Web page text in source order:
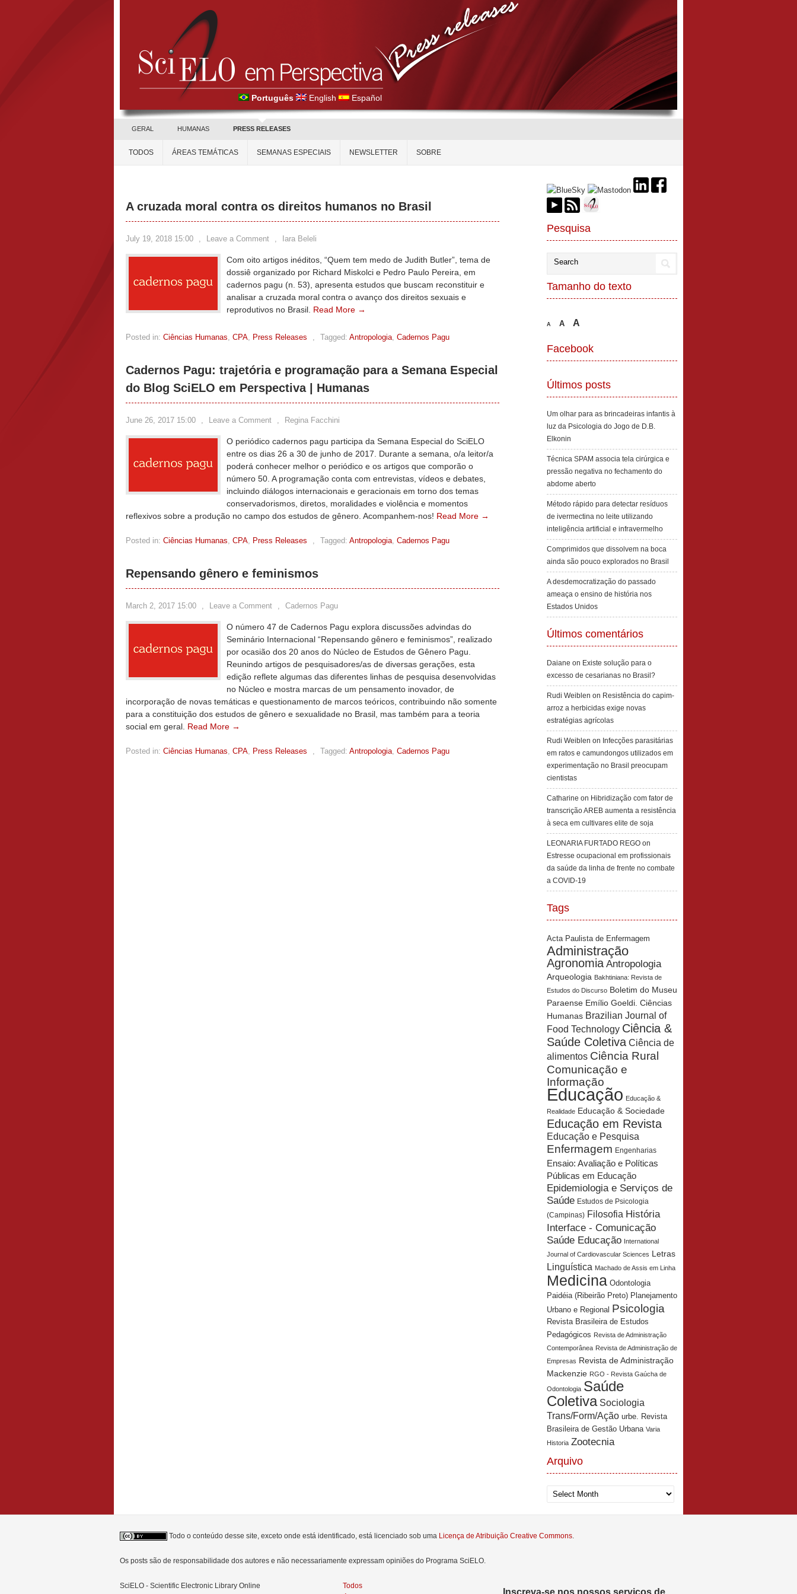
Português English Español
GERAL HUMANAS PRESS RELEASES
TODOS ÁREAS TEMÁTICAS SEMANAS ESPECIAIS NEWSLETTER SOBRE
A cruzada moral contra os direitos humanos no Brasil
July 19, 2018 15:00 , Leave a Comment , Iara Beleli
Com oito artigos inéditos, “Quem tem medo de Judith Butler”, tema de
dossiê organizado por Richard Miskolci e Pedro Paulo Pereira, em
cadernos pagu (n. 53), apresenta estudos que buscam reconstituir e
analisar a cruzada moral contra o avanço dos direitos sexuais e
reprodutivos no Brasil. Read More →
Posted in: Ciências Humanas, CPA, Press Releases , Tagged: Antropologia, Cadernos Pagu
Cadernos Pagu: trajetória e programação para a Semana Especial
do Blog SciELO em Perspectiva | Humanas
June 26, 2017 15:00 , Leave a Comment , Regina Facchini
O periódico cadernos pagu participa da Semana Especial do SciELO
entre os dias 26 a 30 de junho de 2017. Durante a semana, o/a leitor/a
poderá conhecer melhor o periódico e os artigos que comporão o
número 50. A programação conta com entrevistas, vídeos e debates,
incluindo diálogos internacionais e geracionais em torno dos temas
conservadorismos, diretos, moralidades e violência e momentos
reflexivos sobre a produção no campo dos estudos de gênero. Acompanhem-nos! Read More →
Posted in: Ciências Humanas, CPA, Press Releases , Tagged: Antropologia, Cadernos Pagu
Repensando gênero e feminismos
March 2, 2017 15:00 , Leave a Comment , Cadernos Pagu
O número 47 de Cadernos Pagu explora discussões advindas do
Seminário Internacional “Repensando gênero e feminismos”, realizado
por ocasião dos 20 anos do Núcleo de Estudos de Gênero Pagu.
Reunindo artigos de pesquisadores/as de diversas gerações, esta
edição reflete algumas das diferentes linhas de pesquisa desenvolvidas
no Núcleo e mostra marcas de um pensamento inovador, de
incorporação de novas temáticas e questionamento de marcos teóricos, contribuindo não somente
para a constituição dos estudos de gênero e sexualidade no Brasil, mas também para a teoria
social em geral. Read More →
Posted in: Ciências Humanas, CPA, Press Releases , Tagged: Antropologia, Cadernos Pagu
Pesquisa
Tamanho do texto
A A A
Facebook
Últimos posts
Um olhar para as brincadeiras infantis à
luz da Psicologia do Jogo de D.B.
Elkonin
Técnica SPAM associa tela cirúrgica e
pressão negativa no fechamento do
abdome aberto
Método rápido para detectar resíduos
de ivermectina no leite utilizando
inteligência artificial e infravermelho
Comprimidos que dissolvem na boca
ainda são pouco explorados no Brasil
A desdemocratização do passado
ameaça o ensino de história nos
Estados Unidos
Últimos comentários
Daiane on Existe solução para o
excesso de cesarianas no Brasil?
Rudi Weiblen on Resistência do capim-
arroz a herbicidas exige novas
estratégias agrícolas
Rudi Weiblen on Infecções parasitárias
em ratos e camundongos utilizados em
experimentação no Brasil preocupam
cientistas
Catharine on Hibridização com fator de
transcrição AREB aumenta a resistência
à seca em cultivares elite de soja
LEONARIA FURTADO REGO on
Estresse ocupacional em profissionais
da saúde da linha de frente no combate
a COVID-19
Tags
Acta Paulista de Enfermagem
Administração
Agronomia Antropologia
Arqueologia Bakhtiniana: Revista de
Estudos do Discurso Boletim do Museu
Paraense Emílio Goeldi. Ciências
Humanas Brazilian Journal of
Food Technology Ciência &
Saúde Coletiva Ciência de
alimentos Ciência Rural
Comunicação e
Informação
Educação Educação &
Realidade Educação & Sociedade
Educação em Revista
Educação e Pesquisa
Enfermagem Engenharias
Ensaio: Avaliação e Políticas
Públicas em Educação
Epidemiologia e Serviços de
Saúde Estudos de Psicologia
(Campinas) Filosofia História
Interface - Comunicação
Saúde Educação International
Journal of Cardiovascular Sciences Letras
Linguística Machado de Assis em Linha
Medicina Odontologia
Paidéia (Ribeirão Preto) Planejamento
Urbano e Regional Psicologia
Revista Brasileira de Estudos
Pedagógicos Revista de Administração
Contemporânea Revista de Administração de
Empresas Revista de Administração
Mackenzie RGO - Revista Gaúcha de
Odontologia Saúde
Coletiva Sociologia
Trans/Form/Ação urbe. Revista
Brasileira de Gestão Urbana Varia
Historia Zootecnia
Arquivo
Arquivo
Todo o conteúdo desse site, exceto onde está identificado, está licenciado sob uma Licença de Atribuição Creative Commons.
Os posts são de responsabilidade dos autores e não necessariamente expressam opiniões do Programa SciELO.
SciELO - Scientific Electronic Library Online Todos
Inscreva-se nos nossos serviços de